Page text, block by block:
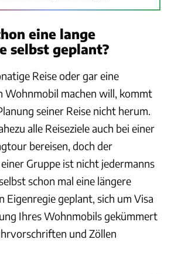
eine lange
selbst geplant?
Reise oder gar eine
Wohnmobil machen will, kommt
seiner Reise nicht herum.
alle Reiseziele auch bei einer
bereisen, doch der
Gruppe ist nicht jedermanns
schon mal eine längere
Eigenregie geplant, sich um Visa
Ihres Wohnmobils gekümmert
und Zöllen